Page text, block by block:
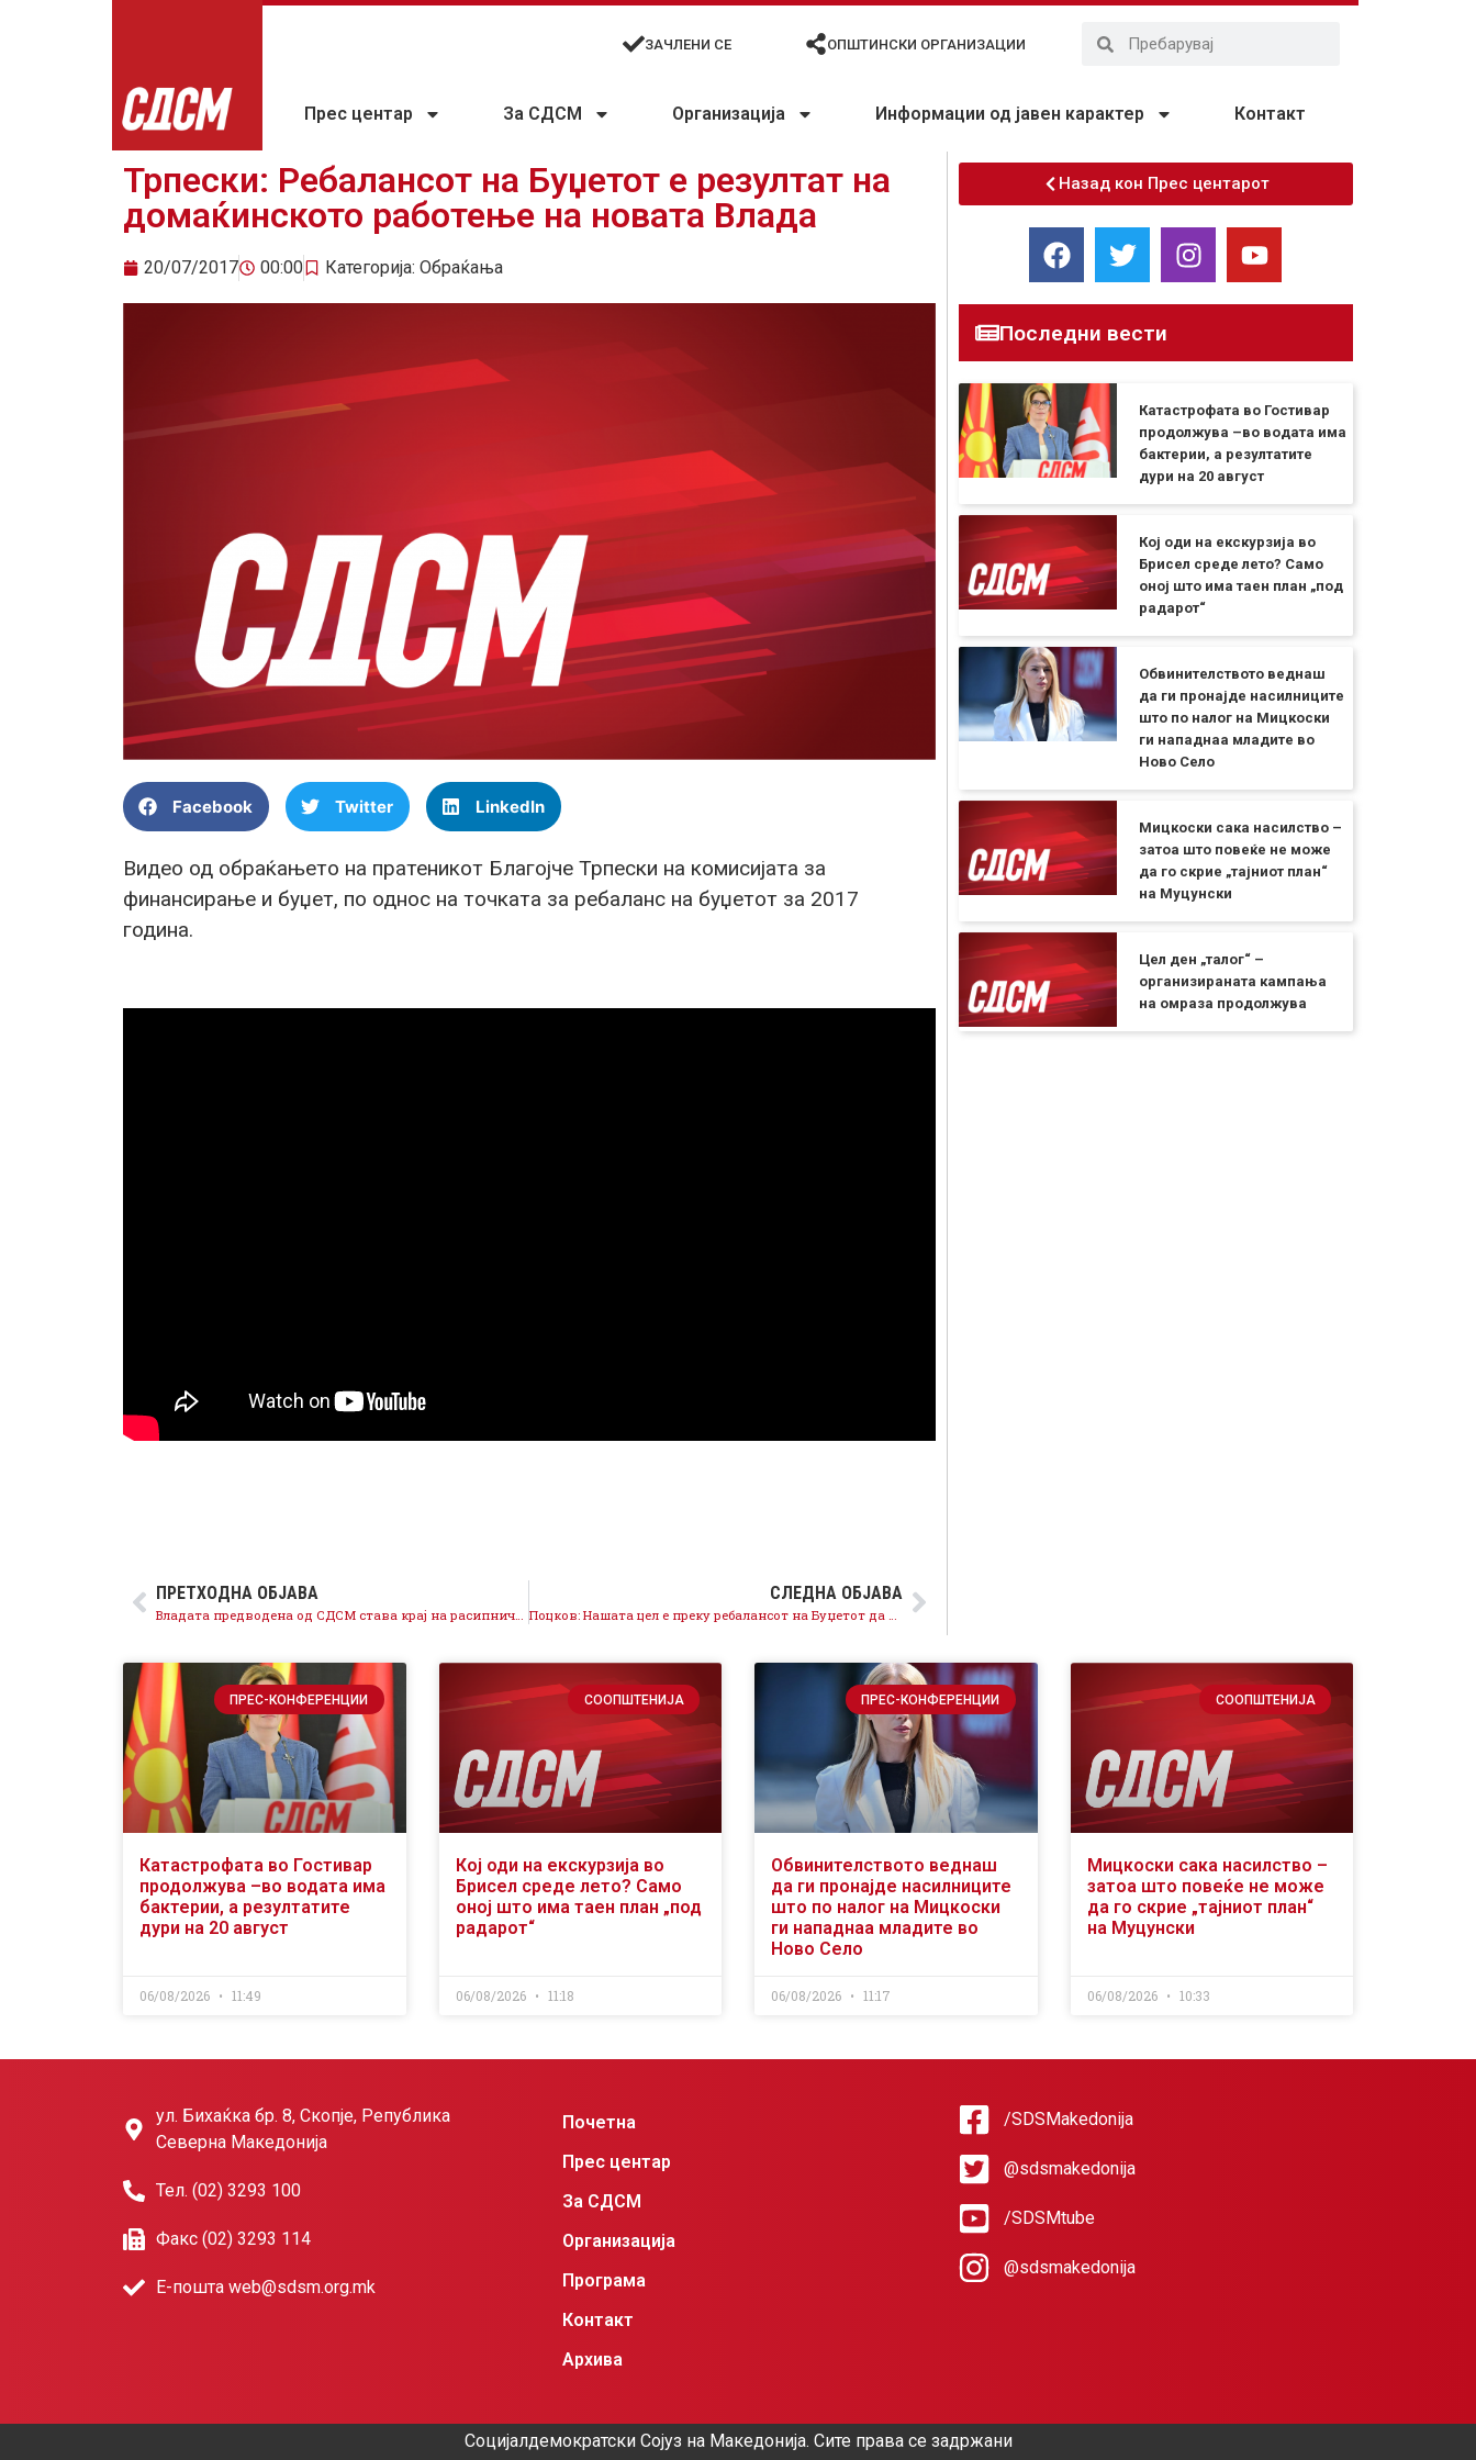
ЗАЧЛЕНИ СЕ ОПШТИНСКИ ОРГАНИЗАЦИИ
Прес центар За СДСМ Организација Информации од јавен карактер Контакт
Трпески: Ребалансот на Буџетот е резултат на
домаќинското работење на новата Влада
20/07/2017 00:00 Категорија: Обраќања
Facebook Twitter LinkedIn
Видео од обраќањето на пратеникот Благојче Трпески на комисијата за
финансирање и буџет, по однос на точката за ребаланс на буџетот за 2017
година.
ПРЕТХОДНА ОБЈАВА
Владата предводена од СДСМ става крај на расипничкото трошење и на нереалните проекции и ги намалува долговите
СЛЕДНА ОБЈАВА
Поцков: Нашата цел e преку ребалансот на Буџетот да донесеме квалитетен живот за сите
Назад кон Прес центарот
Последни вести
Катастрофата во Гостивар
продолжува –во водата има
бактерии, а резултатите
дури на 20 август
Кој оди на екскурзија во
Брисел среде лето? Само
оној што има таен план „под
радарот“
Обвинителството веднаш
да ги пронајде насилниците
што по налог на Мицкоски
ги нападнаа младите во
Ново Село
Мицкоски сака насилство –
затоа што повеќе не може
да го скрие „тајниот план“
на Муцунски
Цел ден „талог“ –
организираната кампања
на омраза продолжува
ПРЕС-КОНФЕРЕНЦИИ
Катастрофата во Гостивар
продолжува –во водата има
бактерии, а резултатите
дури на 20 август
06/08/2026 11:49
СООПШТЕНИЈА
Кој оди на екскурзија во
Брисел среде лето? Само
оној што има таен план „под
радарот“
06/08/2026 11:18
ПРЕС-КОНФЕРЕНЦИИ
Обвинителството веднаш
да ги пронајде насилниците
што по налог на Мицкоски
ги нападнаа младите во
Ново Село
06/08/2026 11:17
СООПШТЕНИЈА
Мицкоски сака насилство –
затоа што повеќе не може
да го скрие „тајниот план“
на Муцунски
06/08/2026 10:33
ул. Бихаќка бр. 8, Скопје, Република
Северна Македонија
Тел. (02) 3293 100
Факс (02) 3293 114
Е-пошта web@sdsm.org.mk
Почетна
Прес центар
За СДСМ
Организација
Програма
Контакт
Архива
/SDSMakedonija
@sdsmakedonija
/SDSMtube
@sdsmakedonija
Социјалдемократски Сојуз на Македонија. Сите права се задржани